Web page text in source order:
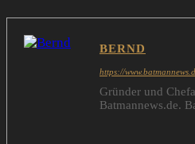
BERND
https://
Gründer und
Batmannews.de.